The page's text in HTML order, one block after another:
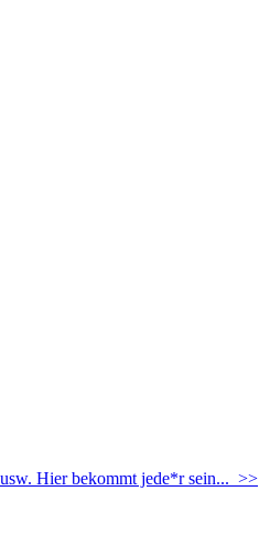
Hier bekommt jede*r sein... >>